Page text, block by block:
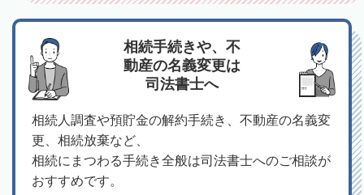
相続手続きや、不
動産の名義変更は
司法書士へ
相続人調査や預貯金の解約手続き、不動産の名義変
更、相続放棄など、
相続にまつわる手続き全般は司法書士へのご相談が
おすすめです。